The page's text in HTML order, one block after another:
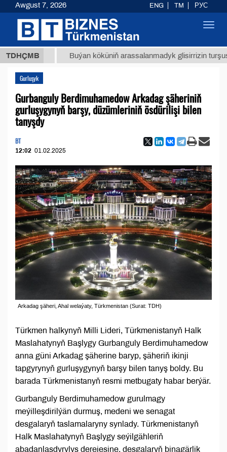
TDHÇMB
ТМТ Buýan köküniň arassalanmadyk glisirrizin turşusy (t.)
Gurluşyk
Gurbanguly Berdimuhamedow Arkadag şäheriniň
gurluşygynyň barşy, düzümleriniň ösdürilişi bilen
tanyşdy
BT
12:02 01.02.2025
Arkadag şäheri, Ahal welaýaty, Türkmenistan (Surat: TDH)
Türkmen halkynyň Milli Lideri, Türkmenistanyň Halk
Maslahatynyň Başlygy Gurbanguly Berdimuhamedow
anna güni Arkadag şäherine baryp, şäheriň ikinji
tapgyrynyň gurluşygynyň barşy bilen tanyş boldy. Bu
barada Türkmenistanyň resmi metbugaty habar berýär.
Gurbanguly Berdimuhamedow gurulmagy
meýilleşdirilýän durmuş, medeni we senagat
desgalaryň taslamalaryny synlady. Türkmenistanyň
Halk Maslahatynyň Başlygy seýilgähleriň
abadanlaşdyrylyş derejesine, desgalaryň binagärlik
Awgust 7, 2026 ENG TM РУС